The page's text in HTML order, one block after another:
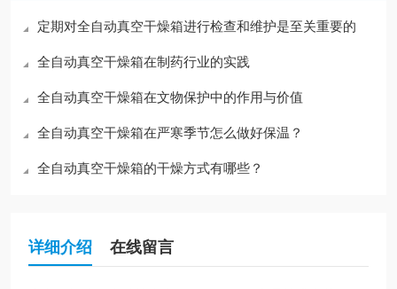
定期对全自动真空干燥箱进行检查和维护是至关重要的
全自动真空干燥箱在制药行业的实践
全自动真空干燥箱在文物保护中的作用与价值
全自动真空干燥箱在严寒季节怎么做好保温？
全自动真空干燥箱的干燥方式有哪些？
详细介绍 在线留言